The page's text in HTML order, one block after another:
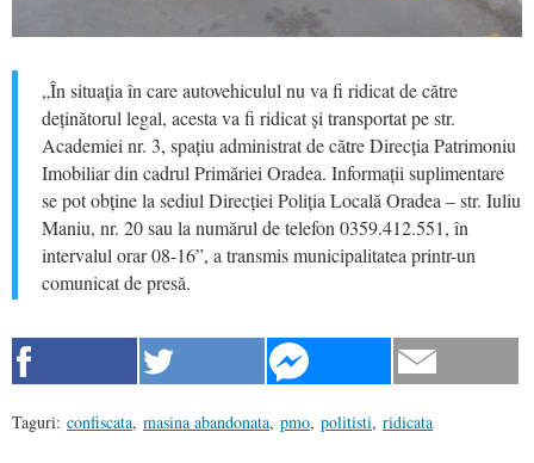
„În situația în care autovehiculul nu va fi ridicat de către
deținătorul legal, acesta va fi ridicat și transportat pe str.
Academiei nr. 3, spațiu administrat de către Direcția Patrimoniu
Imobiliar din cadrul Primăriei Oradea. Informații suplimentare
se pot obține la sediul Direcției Poliția Locală Oradea – str. Iuliu
Maniu, nr. 20 sau la numărul de telefon 0359.412.551, în
intervalul orar 08-16”, a transmis municipalitatea printr-un
comunicat de presă.
Taguri: confiscata, masina abandonata, pmo, politisti, ridicata